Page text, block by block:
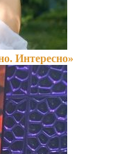
Интересно»